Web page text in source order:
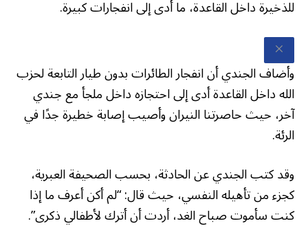
للذخيرة داخل القاعدة، ما أدى إلى انفجارات كبيرة.
وأضاف الجندي أن انفجار الطائرات بدون طيار التابعة لحزب
الله داخل القاعدة أدى إلى احتجازه داخل ملجأ مع جندي
آخر، حيث حاصرتنا النيران وأصيب إصابة خطيرة جدًا في
الرئة.
وقد كتب الجندي عن الحادثة، بحسب الصحيفة العبرية،
كجزء من تأهيله النفسي، حيث قال: “لم أكن أعرف ما إذا
كنت سأموت صباح الغد، أردت أن أترك لأطفالي ذكرى”.